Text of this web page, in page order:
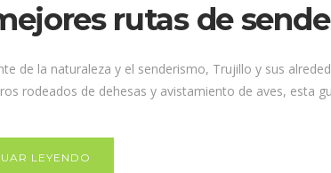
rutas de
de la naturaleza y el senderismo, Trujillo y sus
rodeados de dehesas y avistamiento de aves, esta
LEYENDO